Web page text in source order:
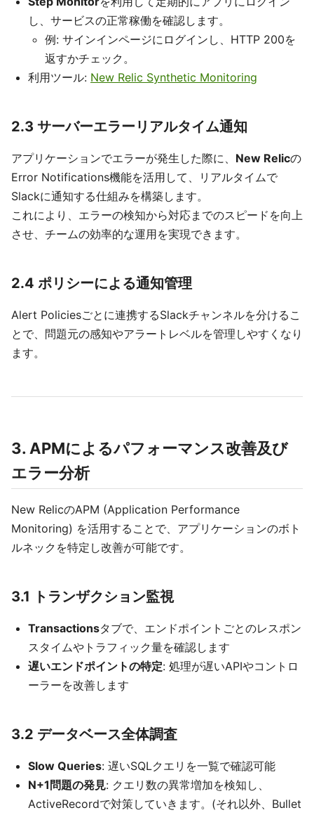
し、サービスの正常稼働を確認します。
例: サインインページにログインし、HTTP 200を
返すかチェック。
利用ツール: New Relic Synthetic Monitoring
2.3 サーバーエラーリアルタイム通知
アプリケーションでエラーが発生した際に、 New Relicの
Error Notifications機能を活用して、リアルタイムで
Slackに通知する仕組みを構築します。
これにより、エラーの検知から対応までのスピードを向上
させ、チームの効率的な運用を実現できます。
2.4 ポリシーによる通知管理
Alert Policiesごとに連携するSlackチャンネルを分けるこ
とで、問題元の感知やアラートレベルを管理しやすくなり
ます。
3. APMによるパフォーマンス改善及び
エラー分析
New RelicのAPM (Application Performance
Monitoring) を活用することで、アプリケーションのボト
ルネックを特定し改善が可能です。
3.1 トランザクション監視
Transactionsタブで、エンドポイントごとのレスポン
スタイムやトラフィック量を確認します
遅いエンドポイントの特定: 処理が遅いAPIやコントロ
ーラーを改善します
3.2 データベース全体調査
Slow Queries: 遅いSQLクエリを一覧で確認可能
N+1問題の発見: クエリ数の異常増加を検知し、
ActiveRecordで対策していきます。(それ以外、Bullet